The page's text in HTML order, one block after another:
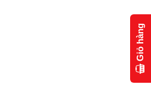
Giỏ hàng